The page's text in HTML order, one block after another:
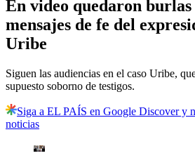
En video quedaron
mensajes de fe del
Uribe
Siguen las audiencias en el caso Uribe,
supuesto soborno de testigos.
Siga a EL PAÍS en Google Discover y
noticias